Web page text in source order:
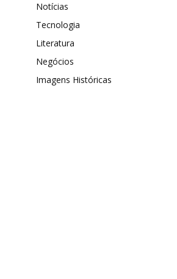
Notícias
Tecnologia
Literatura
Negócios
Imagens Históricas